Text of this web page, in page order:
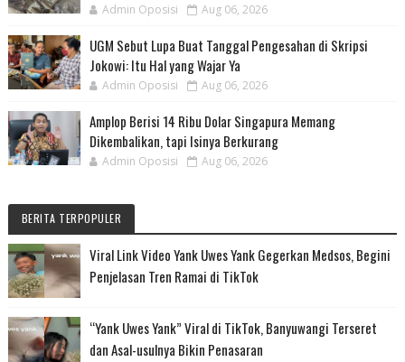
Admin Oposisi Aug 06, 2026
UGM Sebut Lupa Buat Tanggal Pengesahan di Skripsi
Jokowi: Itu Hal yang Wajar Ya
Admin Oposisi Aug 06, 2026
Amplop Berisi 14 Ribu Dolar Singapura Memang
Dikembalikan, tapi Isinya Berkurang
Admin Oposisi Aug 06, 2026
BERITA TERPOPULER
Viral Link Video Yank Uwes Yank Gegerkan Medsos, Begini
Penjelasan Tren Ramai di TikTok
“Yank Uwes Yank” Viral di TikTok, Banyuwangi Terseret
dan Asal-usulnya Bikin Penasaran